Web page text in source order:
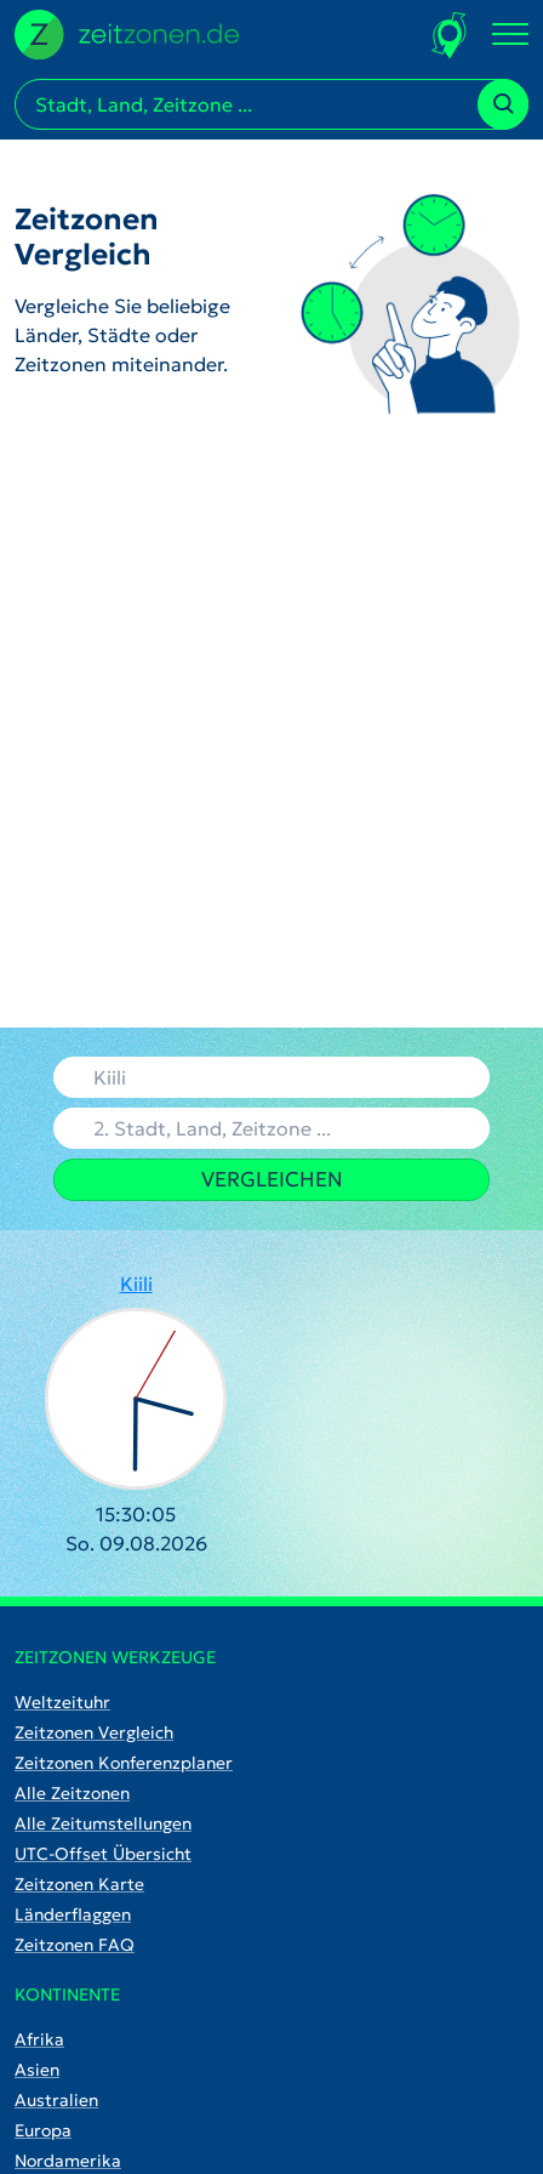
Zeitzonen
Vergleich
Vergleiche Sie beliebige
Länder, Städte oder
Zeitzonen miteinander.
VERGLEICHEN
Kiili
15:30:05
So. 09.08.2026
ZEITZONEN WERKZEUGE
Weltzeituhr
Zeitzonen Vergleich
Zeitzonen Konferenzplaner
Alle Zeitzonen
Alle Zeitumstellungen
UTC-Offset Übersicht
Zeitzonen Karte
Länderflaggen
Zeitzonen FAQ
KONTINENTE
Afrika
Asien
Australien
Europa
Nordamerika